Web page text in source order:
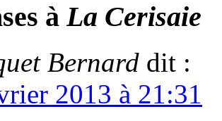
àLa Cerisaie
Bernard dit :
2013 à 21:31